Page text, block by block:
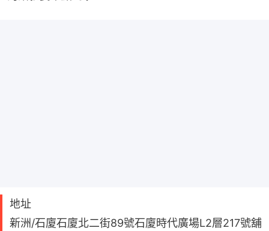
地址
新洲/石廈石廈北二街89號石廈時代廣場L2層217號舖